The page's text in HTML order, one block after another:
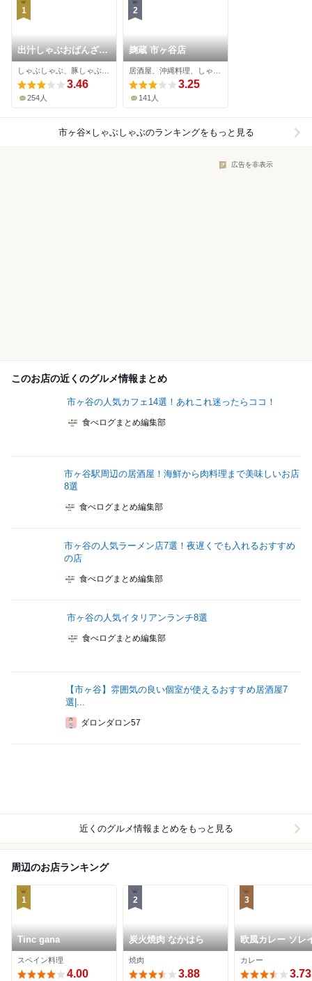
1
出汁しゃぶおばんざい
おかか 市ヶ谷
3.46
254人
2
麹蔵 市ヶ谷店
3.25
141人
市ヶ谷×しゃぶしゃぶのランキングをもっと見る
広告を非表示
このお店の近くのグルメ情報まとめ
市ヶ谷の人気カフェ14選！あれこれ迷ったらココ！
食べログまとめ編集部
市ヶ谷駅周辺の居酒屋！海鮮から肉料理まで美味しいお店
8選
食べログまとめ編集部
市ヶ谷の人気ラーメン店7選！夜遅くでも入れるおすすめ
の店
食べログまとめ編集部
市ヶ谷の人気イタリアンランチ8選
食べログまとめ編集部
【市ヶ谷】雰囲気の良い個室が使えるおすすめ居酒屋7
選|...
ダロンダロン57
近くのグルメ情報まとめをもっと見る
周辺のお店ランキング
1
Tinc gana
スペイン料理
4.00
2
炭火焼肉 なかはら
焼肉
3.88
3
欧風カレー ソレ
カレー
3.73